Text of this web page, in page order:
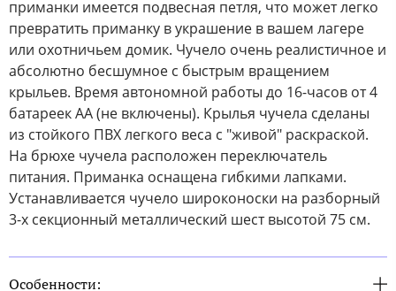
приманки имеется подвесная петля, что может легко
превратить приманку в украшение в вашем лагере
или охотничьем домик. Чучело очень реалистичное и
абсолютно бесшумное с быстрым вращением
крыльев. Время автономной работы до 16-часов от 4
батареек АА (не включены). Крылья чучела сделаны
из стойкого ПВХ легкого веса с "живой" раскраской.
На брюхе чучела расположен переключатель
питания. Приманка оснащена гибкими лапками.
Устанавливается чучело широконоски на разборный
3-х секционный металлический шест высотой 75 см.
Особенности: